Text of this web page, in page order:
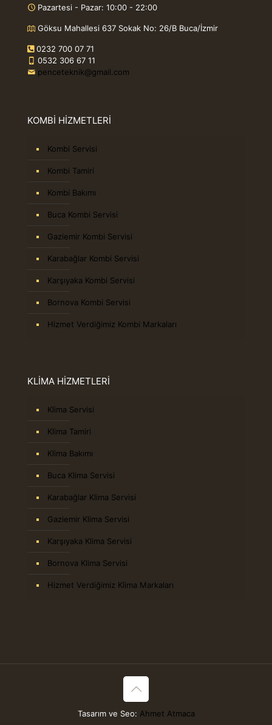
Pazartesi - Pazar: 10:00 - 22:00
Göksu Mahallesi 637 Sokak No: 26/B Buca/İzmir
0232 700 07 71
0532 306 67 11
penceteknik@gmail.com
KOMBİ HİZMETLERİ
Kombi Servisi
Kombi Tamiri
Kombi Bakımı
Buca Kombi Servisi
Gaziemir Kombi Servisi
Karabağlar Kombi Servisi
Karşıyaka Kombi Servisi
Bornova Kombi Servisi
Hizmet Verdiğimiz Kombi Markaları
KLİMA HİZMETLERİ
Klima Servisi
Klima Tamiri
Klima Bakımı
Buca Klima Servisi
Karabağlar Klima Servisi
Gaziemir Klima Servisi
Karşıyaka Klima Servisi
Bornova Klima Servisi
Hizmet Verdiğimiz Klima Markaları
Tasarım ve Seo: Ahmet Atmaca